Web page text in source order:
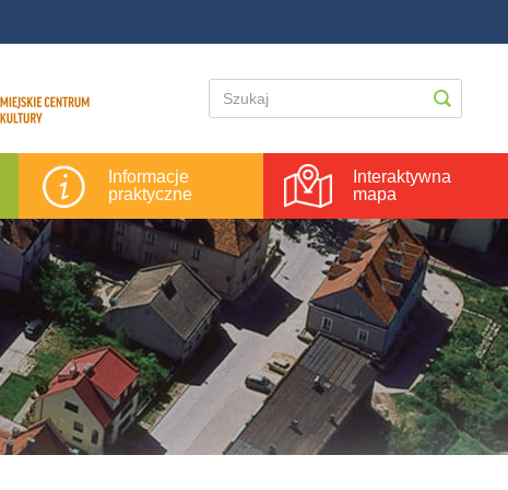
Informacje
praktyczne
Interaktywna
mapa